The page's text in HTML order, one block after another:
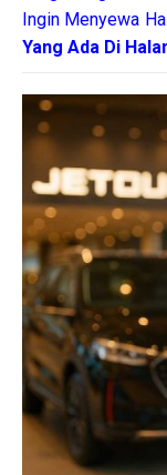
Ingin Menyewa
Yang Ada Di